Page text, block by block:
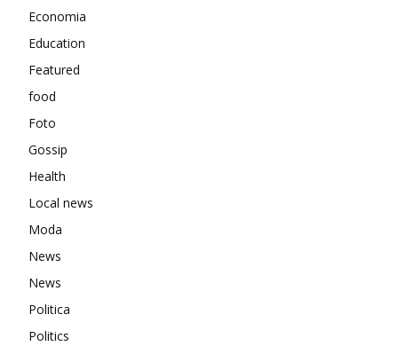
Economia
Education
Featured
food
Foto
Gossip
Health
Local news
Moda
News
News
Politica
Politics